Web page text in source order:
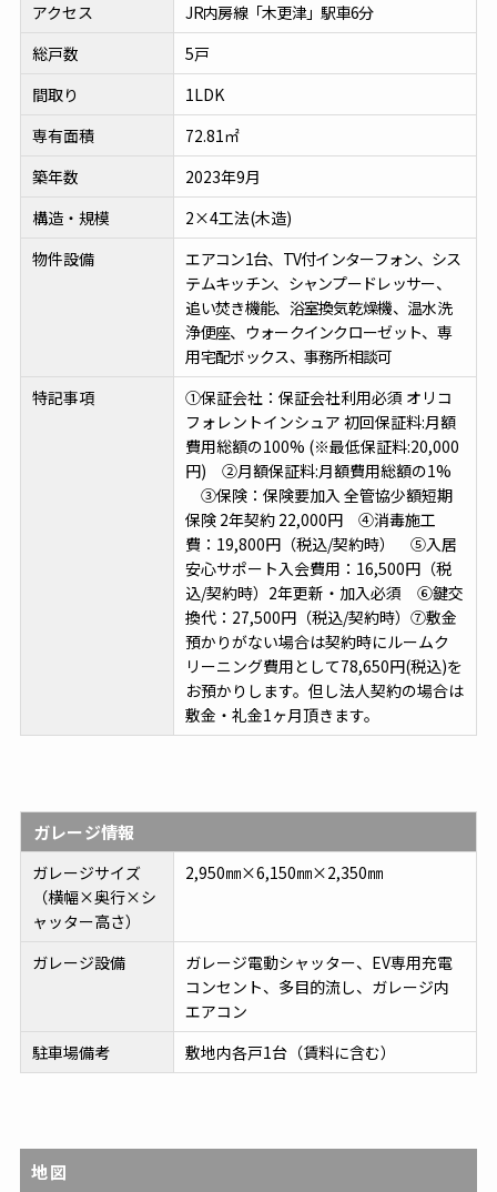
アクセス
JR内房線「木更津」駅車6分
総戸数
5戸
間取り
1LDK
専有面積
72.81㎡
築年数
2023年9月
構造・規模
2×4工法(木造)
物件設備
エアコン1台、TV付インターフォン、シス
テムキッチン、シャンプードレッサー、
追い焚き機能、浴室換気乾燥機、温水洗
浄便座、ウォークインクローゼット、専
用宅配ボックス、事務所相談可
特記事項
①保証会社：保証会社利用必須 オリコ
フォレントインシュア 初回保証料:月額
費用総額の100% (※最低保証料:20,000
円) ②月額保証料:月額費用総額の1%
③保険：保険要加入 全管協少額短期
保険 2年契約 22,000円 ④消毒施工
費：19,800円（税込/契約時） ⑤入居
安心サポート入会費用：16,500円（税
込/契約時）2年更新・加入必須 ⑥鍵交
換代：27,500円（税込/契約時）⑦敷金
預かりがない場合は契約時にルームク
リーニング費用として78,650円(税込)を
お預かりします。但し法人契約の場合は
敷金・礼金1ヶ月頂きます。
ガレージ情報
ガレージサイズ
（横幅×奥行×シ
ャッター高さ）
2,950㎜×6,150㎜×2,350㎜
ガレージ設備
ガレージ電動シャッター、EV専用充電
コンセント、多目的流し、ガレージ内
エアコン
駐車場備考
敷地内各戸1台（賃料に含む）
地図